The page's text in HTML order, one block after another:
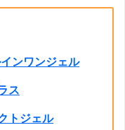
ンワンジェル
ス
トジェル